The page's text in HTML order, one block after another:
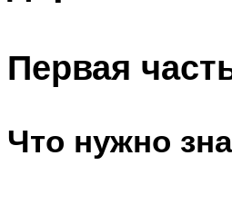
Первая
Что нужно